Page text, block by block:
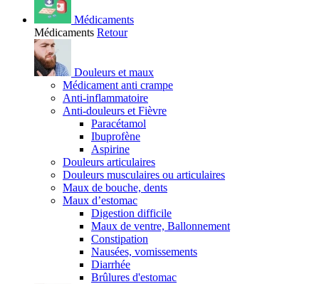
Médicaments
Médicaments Retour
Douleurs et maux
Médicament anti crampe
Anti-inflammatoire
Anti-douleurs et Fièvre
Paracétamol
Ibuprofène
Aspirine
Douleurs articulaires
Douleurs musculaires ou articulaires
Maux de bouche, dents
Maux d’estomac
Digestion difficile
Maux de ventre, Ballonnement
Constipation
Nausées, vomissements
Diarrhée
Brûlures d'estomac